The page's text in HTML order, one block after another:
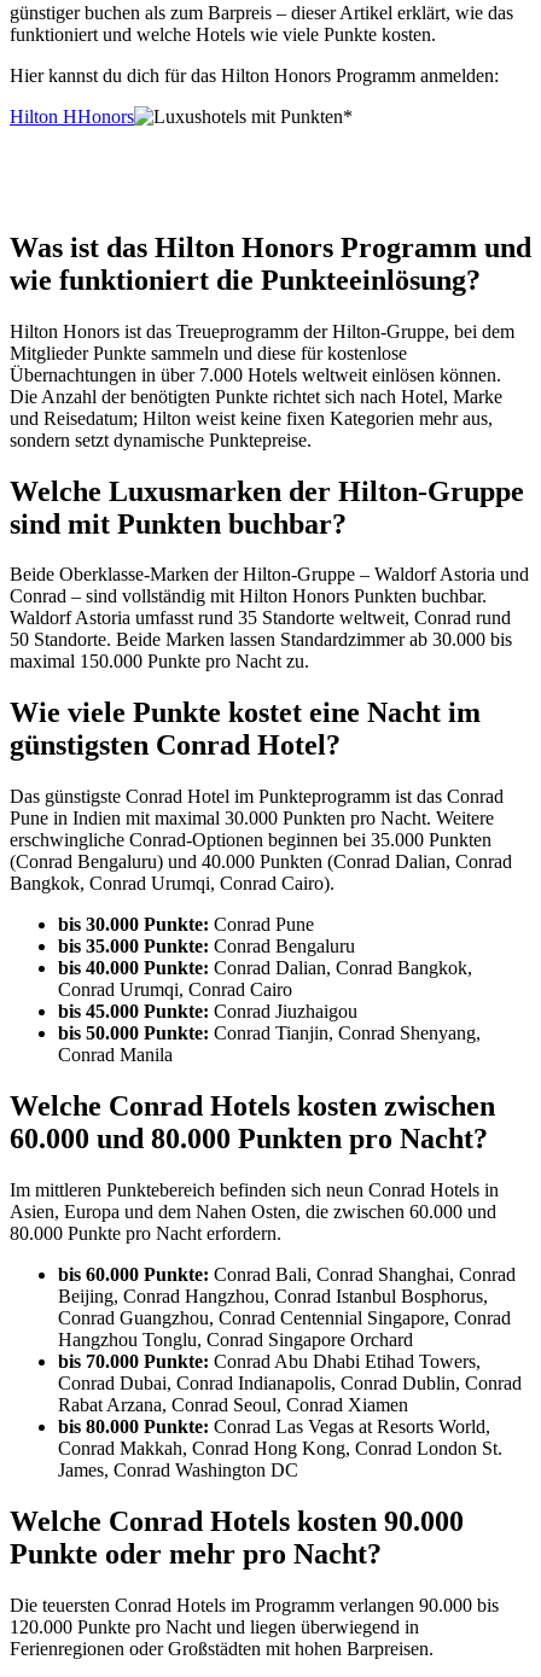
günstiger buchen als zum Barpreis – dieser Artikel erklärt, wie das
funktioniert und welche Hotels wie viele Punkte kosten.
Hier kannst du dich für das Hilton Honors Programm anmelden:
Hilton HHonors
*
Was ist das Hilton Honors Programm und
wie funktioniert die Punkteeinlösung?
Hilton Honors ist das Treueprogramm der Hilton-Gruppe, bei dem
Mitglieder Punkte sammeln und diese für kostenlose
Übernachtungen in über 7.000 Hotels weltweit einlösen können.
Die Anzahl der benötigten Punkte richtet sich nach Hotel, Marke
und Reisedatum; Hilton weist keine fixen Kategorien mehr aus,
sondern setzt dynamische Punktepreise.
Welche Luxusmarken der Hilton-Gruppe
sind mit Punkten buchbar?
Beide Oberklasse-Marken der Hilton-Gruppe – Waldorf Astoria und
Conrad – sind vollständig mit Hilton Honors Punkten buchbar.
Waldorf Astoria umfasst rund 35 Standorte weltweit, Conrad rund
50 Standorte. Beide Marken lassen Standardzimmer ab 30.000 bis
maximal 150.000 Punkte pro Nacht zu.
Wie viele Punkte kostet eine Nacht im
günstigsten Conrad Hotel?
Das günstigste Conrad Hotel im Punkteprogramm ist das Conrad
Pune in Indien mit maximal 30.000 Punkten pro Nacht. Weitere
erschwingliche Conrad-Optionen beginnen bei 35.000 Punkten
(Conrad Bengaluru) und 40.000 Punkten (Conrad Dalian, Conrad
Bangkok, Conrad Urumqi, Conrad Cairo).
bis 30.000 Punkte: Conrad Pune
bis 35.000 Punkte: Conrad Bengaluru
bis 40.000 Punkte: Conrad Dalian, Conrad Bangkok,
Conrad Urumqi, Conrad Cairo
bis 45.000 Punkte: Conrad Jiuzhaigou
bis 50.000 Punkte: Conrad Tianjin, Conrad Shenyang,
Conrad Manila
Welche Conrad Hotels kosten zwischen
60.000 und 80.000 Punkten pro Nacht?
Im mittleren Punktebereich befinden sich neun Conrad Hotels in
Asien, Europa und dem Nahen Osten, die zwischen 60.000 und
80.000 Punkte pro Nacht erfordern.
bis 60.000 Punkte: Conrad Bali, Conrad Shanghai, Conrad
Beijing, Conrad Hangzhou, Conrad Istanbul Bosphorus,
Conrad Guangzhou, Conrad Centennial Singapore, Conrad
Hangzhou Tonglu, Conrad Singapore Orchard
bis 70.000 Punkte: Conrad Abu Dhabi Etihad Towers,
Conrad Dubai, Conrad Indianapolis, Conrad Dublin, Conrad
Rabat Arzana, Conrad Seoul, Conrad Xiamen
bis 80.000 Punkte: Conrad Las Vegas at Resorts World,
Conrad Makkah, Conrad Hong Kong, Conrad London St.
James, Conrad Washington DC
Welche Conrad Hotels kosten 90.000
Punkte oder mehr pro Nacht?
Die teuersten Conrad Hotels im Programm verlangen 90.000 bis
120.000 Punkte pro Nacht und liegen überwiegend in
Ferienregionen oder Großstädten mit hohen Barpreisen.